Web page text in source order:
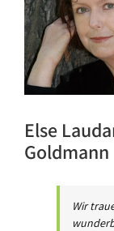
Else
Goldmann
Wir